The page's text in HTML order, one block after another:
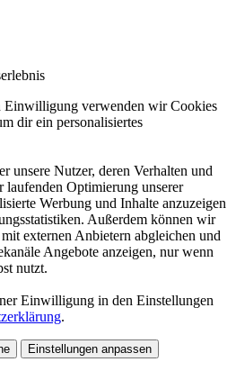
verwenden wir Cookies
dir ein personalisiertes
unsere Nutzer, deren Verhalten und
laufenden Optimierung unserer
Werbung und Inhalte anzuzeigen
Außerdem können wir
externen Anbietern abgleichen und
Angebote anzeigen, nur wenn
nutzt.
Einwilligung in den Einstellungen
.
Einstellungen anpassen